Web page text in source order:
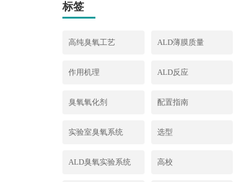
标签
高纯臭氧工艺 ALD薄膜质量
作用机理 ALD反应
臭氧氧化剂 配置指南
实验室臭氧系统 选型
ALD臭氧实验系统 高校